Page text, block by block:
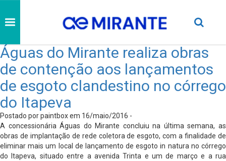
Águas do Mirante realiza obras
de contenção aos lançamentos
de esgoto clandestino no córrego
do Itapeva
Postado por paintbox em 16/maio/2016 -
A concessionária Águas do Mirante concluiu na última semana, as
obras de implantação de rede coletora de esgoto, com a finalidade de
eliminar mais um local de lançamento de esgoto in natura no córrego
do Itapeva, situado entre a avenida Trinta e um de março e a rua